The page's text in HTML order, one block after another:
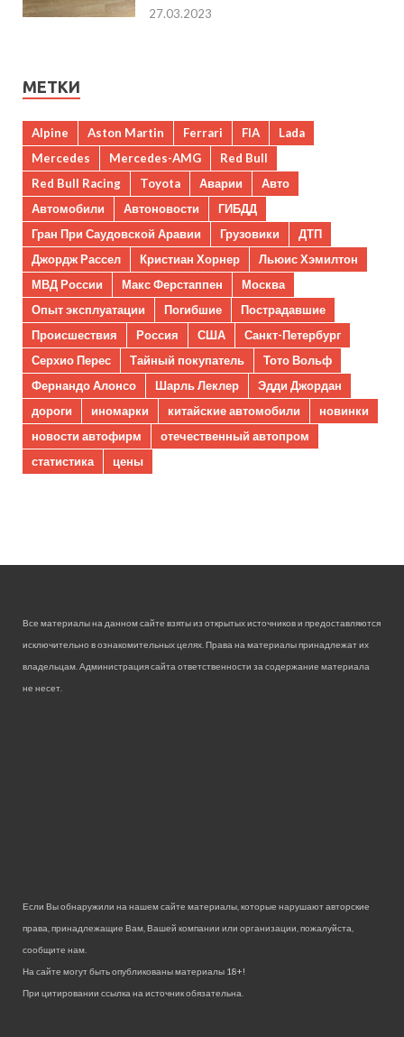
27.03.2023
МЕТКИ
Alpine Aston Martin Ferrari FIA
Lada
Mercedes
Mercedes-AMG
Red Bull
Red Bull Racing
Toyota Аварии
Авто
Автомобили
Автоновости
ГИБДД
Гран При Саудовской Аравии
Грузовики
ДТП
Джордж Рассел
Кристиан Хорнер
Льюис Хэмилтон
МВД России
Макс Ферстаппен
Москва
Опыт эксплуатации
Погибшие
Пострадавшие
Происшествия
Россия США
Санкт-Петербург
Серхио Перес
Тайный покупатель
Тото Вольф
Фернандо Алонсо
Шарль Леклер
Эдди Джордан
дороги
иномарки китайские автомобили
новинки
новости автофирм
отечественный автопром
статистика
цены
Все материалы на данном сайте взяты из открытых источников и предоставляются
исключительно в ознакомительных целях. Права на материалы принадлежат их
владельцам. Администрация сайта ответственности за содержание материала
не несет.
Если Вы обнаружили на нашем сайте материалы, которые нарушают авторские
права, принадлежащие Вам, Вашей компании или организации, пожалуйста,
сообщите нам.
На сайте могут быть опубликованы материалы 18+!
При цитировании ссылка на источник обязательна.